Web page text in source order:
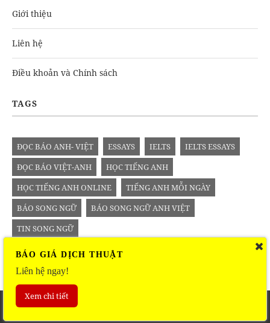
Giới thiệu
Liên hệ
Điều khoản và Chính sách
TAGS
ĐỌC BÁO ANH- VIỆT ESSAYS IELTS
IELTS ESSAYS
ĐỌC BÁO VIỆT-ANH
HỌC TIẾNG ANH
HỌC TIẾNG ANH ONLINE
TIẾNG ANH MỖI NGÀY
BÁO SONG NGỮ
BÁO SONG NGỮ ANH VIỆT
TIN SONG NGỮ
Copyright © 2016
BÁO GIÁ DỊCH THUẬT
Liên hệ ngay!
Xem chi tiết